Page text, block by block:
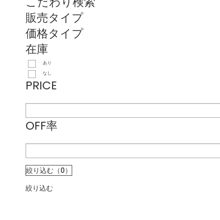
販売タイプ
価格タイプ
在庫
あり
なし
PRICE
OFF率
絞り込む（0）
絞り込む